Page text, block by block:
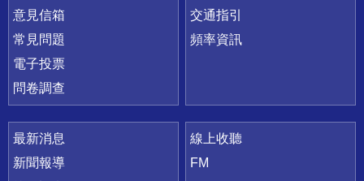
意見信箱
常見問題
電子投票
問卷調查
交通指引
頻率資訊
最新消息
新聞報導
線上收聽
FM